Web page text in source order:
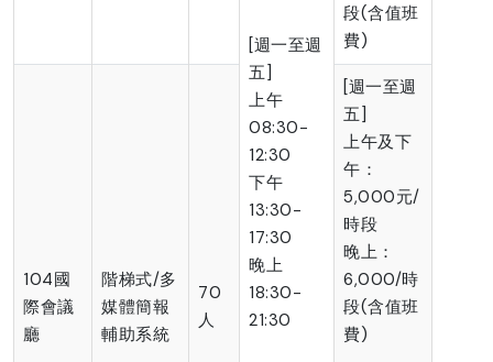
[週一至週
五]
上午
08:30-
12:30
下午
13:30-
17:30
晚上
18:30-
21:30
段(含值班
費)
104國
際會議
廳
階梯式/多
媒體簡報
輔助系統
70
人
[週一至週
五]
上午及下
午：
5,000元/
時段
晚上：
6,000/時
段(含值班
費)